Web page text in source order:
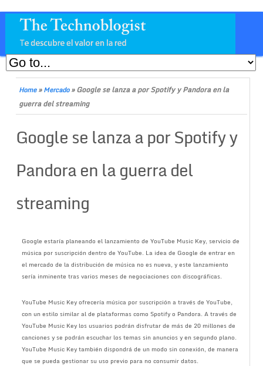
Home»Mercado»Google se lanza a por Spotify y Pandora en la
guerra del streaming
Google se lanza a por Spotify y
Pandora en la guerra del
streaming
Google estaría planeando el lanzamiento de YouTube Music Key, servicio de
música por suscripción dentro de YouTube. La idea de Google de entrar en
el mercado de la distribución de música no es nueva, y este lanzamiento
sería inminente tras varios meses de negociaciones con discográficas.
YouTube Music Key ofrecería música por suscripción a través de YouTube,
con un estilo similar al de plataformas como Spotify o Pandora. A través de
YouTube Music Key los usuarios podrán disfrutar de más de 20 millones de
canciones y se podrán escuchar los temas sin anuncios y en segundo plano.
YouTube Music Key también dispondrá de un modo sin conexión, de manera
que se pueda gestionar su uso previo para no consumir datos.